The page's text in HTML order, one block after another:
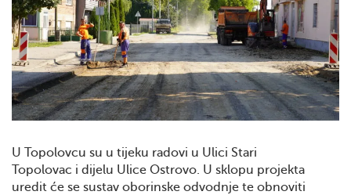
U Topolovcu su u tijeku radovi u Ulici Stari
Topolovac i dijelu Ulice Ostrovo. U sklopu projekta
uredit će se sustav oborinske odvodnje te obnoviti